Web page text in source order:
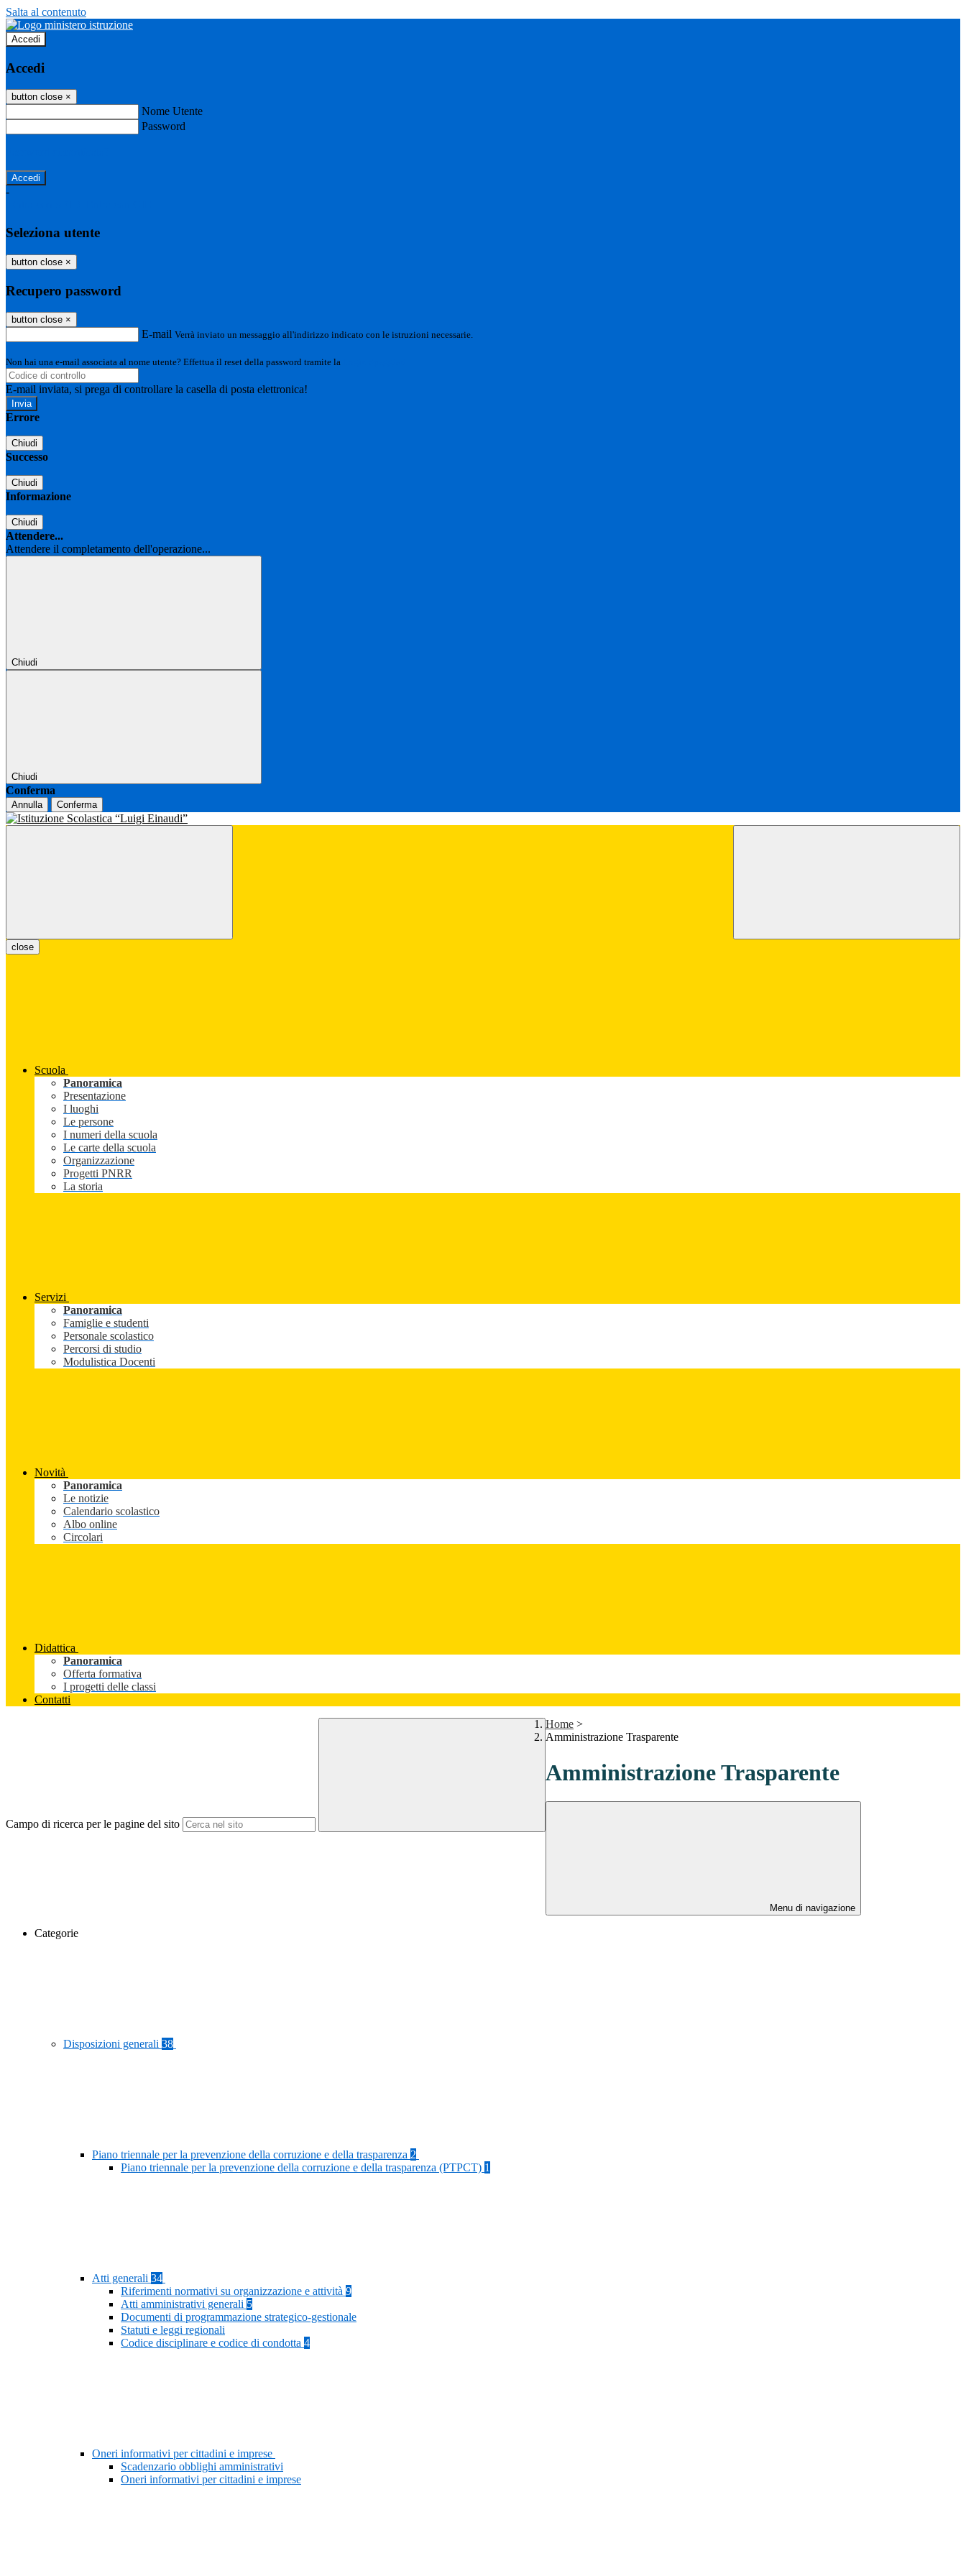
Salta al contenuto
Accedi
Accedi
button close ×
Nome Utente
Password
-
Seleziona utente
button close ×
Recupero password
button close ×
E-mail Verrà inviato un messaggio all'indirizzo indicato con le istruzioni necessarie.
Non hai una e-mail associata al nome utente? Effettua il reset della password tramite la
E-mail inviata, si prega di controllare la casella di posta elettronica!
Errore
Chiudi
Successo
Chiudi
Informazione
Chiudi
Attendere...
Attendere il completamento dell'operazione...
Chiudi
Chiudi
Conferma
Annulla Conferma
close
Scuola
Panoramica
Presentazione
I luoghi
Le persone
I numeri della scuola
Le carte della scuola
Organizzazione
Progetti PNRR
La storia
Servizi
Panoramica
Famiglie e studenti
Personale scolastico
Percorsi di studio
Modulistica Docenti
Novità
Panoramica
Le notizie
Calendario scolastico
Albo online
Circolari
Didattica
Panoramica
Offerta formativa
I progetti delle classi
Contatti
Campo di ricerca per le pagine del sito
Home >
Amministrazione Trasparente
Amministrazione Trasparente
Menu di navigazione
Categorie
Disposizioni generali 38
Piano triennale per la prevenzione della corruzione e della trasparenza 2
Piano triennale per la prevenzione della corruzione e della trasparenza (PTPCT) 1
Atti generali 34
Riferimenti normativi su organizzazione e attività 9
Atti amministrativi generali 5
Documenti di programmazione strategico-gestionale
Statuti e leggi regionali
Codice disciplinare e codice di condotta 4
Oneri informativi per cittadini e imprese
Scadenzario obblighi amministrativi
Oneri informativi per cittadini e imprese